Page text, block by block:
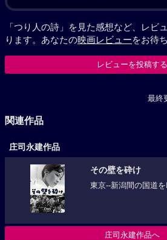
「つり人の詩」を見た感想など、レビ
ります。あなたの映画レビューをお待
レビューを投稿する
最終
関連作品
庄司永建作品
その壁を砕け
東京--新潟間の国道を
庄司永建作品へ